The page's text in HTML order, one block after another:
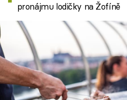
pronájmu lodičky na Žofíně